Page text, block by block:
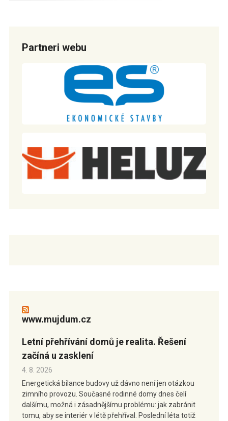
Partneri webu
www.mujdum.cz
Letní přehřívání domů je realita. Řešení
začíná u zasklení
4. 8. 2026
Energetická bilance budovy už dávno není jen otázkou
zimního provozu. Současné rodinné domy dnes čelí
dalšímu, možná i zásadnějšímu problému: jak zabránit
tomu, aby se interiér v létě přehříval. Poslední léta totiž